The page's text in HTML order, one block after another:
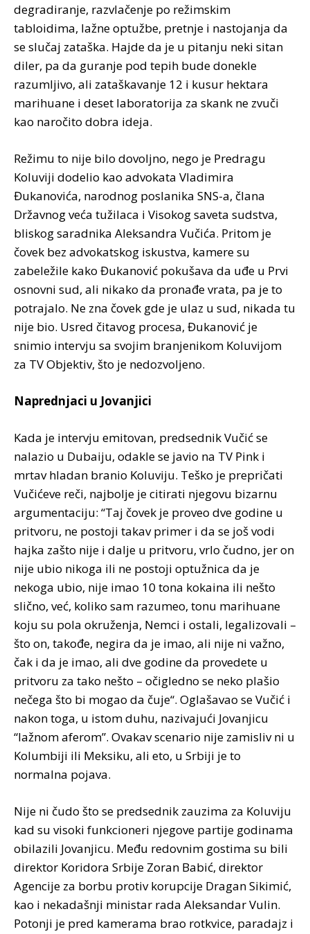
degradiranje, razvlačenje po režimskim
tabloidima, lažne optužbe, pretnje i nastojanja da
se slučaj zataška. Hajde da je u pitanju neki sitan
diler, pa da guranje pod tepih bude donekle
razumljivo, ali zataškavanje 12 i kusur hektara
marihuane i deset laboratorija za skank ne zvuči
kao naročito dobra ideja.
Režimu to nije bilo dovoljno, nego je Predragu
Koluviji dodelio kao advokata Vladimira
Đukanovića, narodnog poslanika SNS-a, člana
Državnog veća tužilaca i Visokog saveta sudstva,
bliskog saradnika Aleksandra Vučića. Pritom je
čovek bez advokatskog iskustva, kamere su
zabeležile kako Đukanović pokušava da uđe u Prvi
osnovni sud, ali nikako da pronađe vrata, pa je to
potrajalo. Ne zna čovek gde je ulaz u sud, nikada tu
nije bio. Usred čitavog procesa, Đukanović je
snimio intervju sa svojim branjenikom Koluvijom
za TV Objektiv, što je nedozvoljeno.
Naprednjaci u Jovanjici
Kada je intervju emitovan, predsednik Vučić se
nalazio u Dubaiju, odakle se javio na TV Pink i
mrtav hladan branio Koluviju. Teško je prepričati
Vučićeve reči, najbolje je citirati njegovu bizarnu
argumentaciju: “Taj čovek je proveo dve godine u
pritvoru, ne postoji takav primer i da se još vodi
hajka zašto nije i dalje u pritvoru, vrlo čudno, jer on
nije ubio nikoga ili ne postoji optužnica da je
nekoga ubio, nije imao 10 tona kokaina ili nešto
slično, već, koliko sam razumeo, tonu marihuane
koju su pola okruženja, Nemci i ostali, legalizovali –
što on, takođe, negira da je imao, ali nije ni važno,
čak i da je imao, ali dve godine da provedete u
pritvoru za tako nešto – očigledno se neko plašio
nečega što bi mogao da čuje“. Oglašavao se Vučić i
nakon toga, u istom duhu, nazivajući Jovanjicu
“lažnom aferom”. Ovakav scenario nije zamisliv ni u
Kolumbiji ili Meksiku, ali eto, u Srbiji je to
normalna pojava.
Nije ni čudo što se predsednik zauzima za Koluviju
kad su visoki funkcioneri njegove partije godinama
obilazili Jovanjicu. Među redovnim gostima su bili
direktor Koridora Srbije Zoran Babić, direktor
Agencije za borbu protiv korupcije Dragan Sikimić,
kao i nekadašnji ministar rada Aleksandar Vulin.
Potonji je pred kamerama brao rotkvice, paradajz i